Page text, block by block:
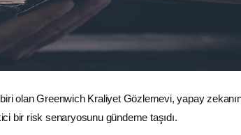
olan Greenwich Kraliyet Gözlemevi, yapay
bir risk senaryosunu gündeme taşıdı.